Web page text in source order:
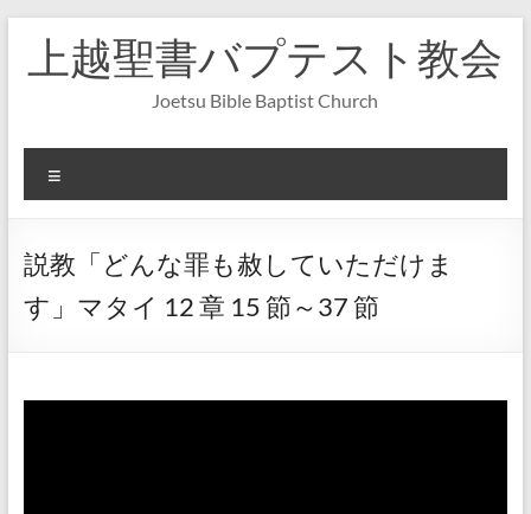
へ
上越聖書バプテスト教会
Joetsu Bible Baptist Church
ニ
ー
説教「どんな罪も赦していただけま
す」マタイ 12 章 15 節～37 節